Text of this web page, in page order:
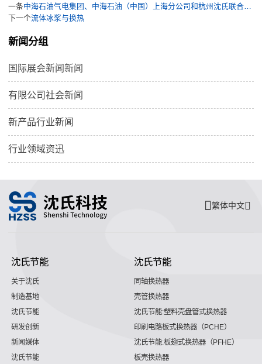
一条
下一个流体冰浆与换热
新闻分组
国际展会新闻新闻
有限公司社会新闻
新产品行业新闻
行业领域资迅
繁体中文
沈氏节能
关于沈氏
制造基地
沈氏节能
研发创新
新闻媒体
沈氏节能
沈氏节能
同轴换热器
壳管换热器
沈氏节能:塑料壳盘管式换热器
印刷电路板式换热器（PCHE）
沈氏节能:板翅式换热器（PFHE）
板壳换热器